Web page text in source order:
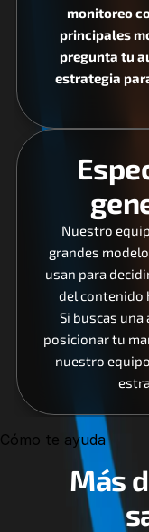
monitoreo
principales
pregunta tu
estrategia
Nuestro
grandes
usan para
del contenido
Si buscas una
posicionar tu
nuestro
Cómo te ayuda
Más